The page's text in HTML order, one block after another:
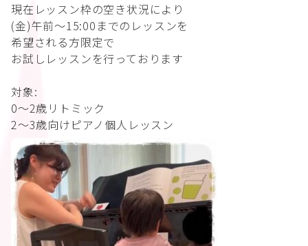
現在レッスン枠の空き状況により
(金)午前〜15:00までのレッスンを
希望される方限定で
お試しレッスンを行っております
対象:
0〜2歳リトミック
2〜3歳向けピアノ個人レッスン